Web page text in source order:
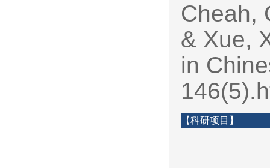
Cheah,
& Xue,
in
【科研项目】